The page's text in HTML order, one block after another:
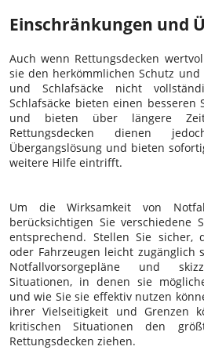
Einschränkungen und
Auch wenn Rettungsdecken
sie den herkömmlichen Schutz
und Schlafsäcke nicht
Schlafsäcke bieten einen besseren
und bieten über längere
Rettungsdecken dienen
Übergangslösung und bieten
weitere Hilfe eintrifft.
Um die Wirksamkeit von
berücksichtigen Sie verschiedene
entsprechend. Stellen Sie sicher,
oder Fahrzeugen leicht zugänglich
Notfallvorsorgepläne und
Situationen, in denen sie
und wie Sie sie effektiv nutzen
ihrer Vielseitigkeit und Grenzen
kritischen Situationen den
Rettungsdecken ziehen.